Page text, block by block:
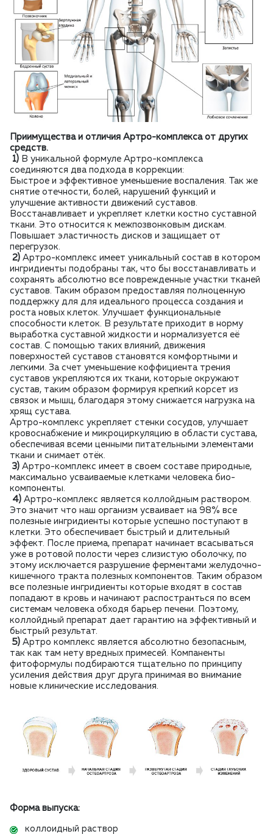
Приимущества и отличия Артро-комплекса от других
средств.
1) В уникальной формуле Артро-комплекса
соединяются два подхода в коррекции:
Быстрое и эффективное уменьшение воспаления. Так же
снятие отечности, болей, нарушений функций и
улучшение активности движений суставов.
Восстанавливает и укрепляет клетки костно суставной
ткани. Это относится к межпозвонковым дискам.
Повышает эластичность дисков и защищает от
перегрузок.
2) Артро-комплекс имеет уникальный состав в котором
ингридиенты подобраны так, что бы восстанавливать и
сохранять абсолютно все поврежденные участки тканей
суставов. Таким образом предоставляя полноценную
поддержку для для идеального процесса создания и
роста новых клеток. Улучшает функциональные
способности клеток. В результате приходит в норму
выработка суставной жидкости и нормализуется её
состав. С помощью таких влияний, движения
поверхностей суставов становятся комфортными и
легкими. За счет уменьшение коффициента трения
суставов укрепляются их ткани, которые окружают
сустав, таким образом формируя крепкий корсет из
связок и мышц, благодаря этому снижается нагрузка на
хрящ сустава.
Артро-комплекс укрепляет стенки сосудов, улучшает
кровоснабжение и микроциркуляцию в области сустава,
обеспечивая всеми ценными питательными элементами
ткани и снимает отёк.
3) Артро-комплекс имеет в своем составе природные,
максимально усваиваемые клетками человека био-
компоненты.
4) Артро-комплекс является коллойдным раствором.
Это значит что наш организм усваивает на 98% все
полезные ингридиенты которые успешно поступают в
клетки. Это обеспечивает быстрый и длительный
эффект. После приема, препарат начинает всасываться
уже в ротовой полости через слизистую оболочку, по
этому исключается разрушение ферментами желудочно-
кишечного тракта полезных компонентов. Таким образом
все полезные ингридиенты которые входят в состав
попадают в кровь и начинают распостранться по всем
системам человека обходя барьер печени. Поэтому,
коллойдный препарат дает гарантию на эффективный и
быстрый результат.
5) Артро комплекс является абсолютно безопасным,
так как там нету вредных примесей. Компаненты
фитоформулы подбираются тщательно по принципу
усиления действия друг друга принимая во внимание
новые клинические исследования.
Форма выпуска:
коллоидный раствор